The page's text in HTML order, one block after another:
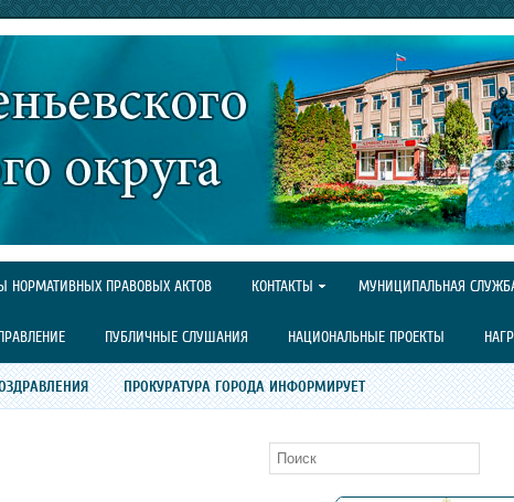
НОРМАТИВНЫХ ПРАВОВЫХ АКТОВ КОНТАКТЫ МУНИЦИПАЛЬНАЯ
ПУБЛИЧНЫЕ СЛУШАНИЯ НАЦИОНАЛЬНЫЕ ПРОЕКТЫ
ПРОКУРАТУРА ГОРОДА ИНФОРМИРУЕТ
Поиск